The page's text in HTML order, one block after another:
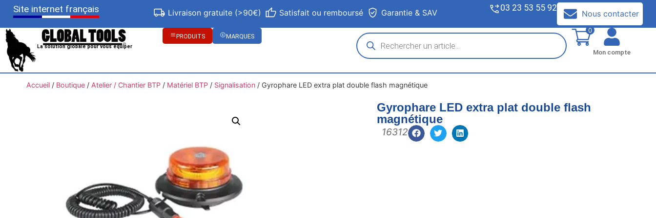
Site internet français Livraison gratuite (>90€) Satisfait ou remboursé Garantie & SAV 03 23 53 55 92
Nous contacter
La solution globale pour vous équiper
PRODUITS MARQUES
0
Mon compte
Accueil/ Boutique/ Atelier / Chantier BTP/ Matériel BTP/ Signalisation/ Gyrophare LED extra plat double flash magnétique
Gyrophare LED extra plat double flash
magnétique
16312